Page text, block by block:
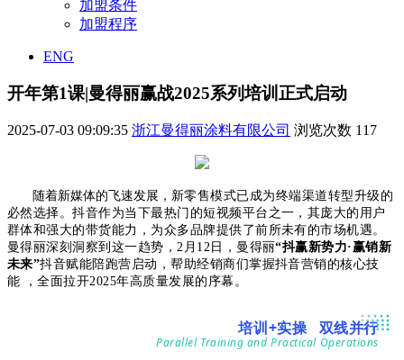
加盟条件
加盟程序
ENG
开年第1课|曼得丽赢战2025系列培训正式启动
2025-07-03 09:09:35 浙江曼得丽涂料有限公司 浏览次数 117
随着新媒体的飞速发展， 新零售模式已成为终端渠道转型升级的
必然选择。抖音作为当下最热门的短视频平台之一，其庞大的用户
群体和强大的带货能力，为众多品牌提供了前所未有的市场机遇。
曼得丽深刻洞察到这一趋势，2月12日，曼得丽“抖赢新势力·赢销新
未来”抖音赋能陪跑营启动，帮助经销商们掌握抖音营销的核心技
能 ，全面拉开2025年高质量发展的序幕。
培训+实操 双线并行
Parallel Training and Practical Operations